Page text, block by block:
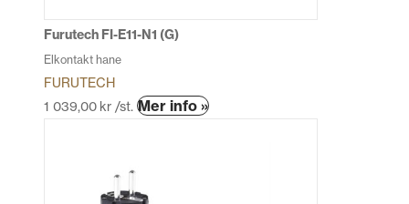
Furutech FI-E11-N1 (G)
Elkontakt hane
FURUTECH
1 039,00 kr /st. Mer info »